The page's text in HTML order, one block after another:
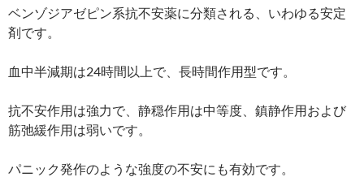
ベンゾジアゼピン系抗不安薬に分類される、いわゆる安定
剤です。
血中半減期は24時間以上で、長時間作用型です。
抗不安作用は強力で、静穏作用は中等度、鎮静作用および
筋弛緩作用は弱いです。
パニック発作のような強度の不安にも有効です。